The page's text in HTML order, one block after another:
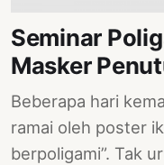
Seminar
Masker
Beberapa hari
ramai oleh poster
berpoligami”. Tak